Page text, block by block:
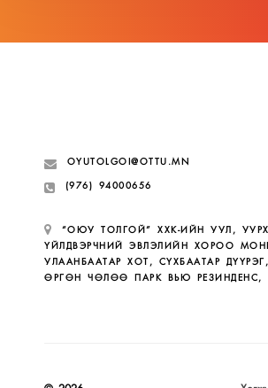
ХАМТЫН АЖИЛЛАГАА
ЭХЭЛЛЭЭ: ОЮУ
БОЛОН “BELMONTE
OYUTOLGOI@OTTU.MN
(976) 94000656
“ОЮУ ТОЛГОЙ” ХХК-ИЙН УУЛ,
ҮЙЛДВЭРЧНИЙ ЭВЛЭЛИЙН ХОРОО
УЛААНБААТАР ХОТ, СҮХБААТАР
ӨРГӨН ЧӨЛӨӨ ПАРК ВЬЮ РЕЗИНДЕНС,